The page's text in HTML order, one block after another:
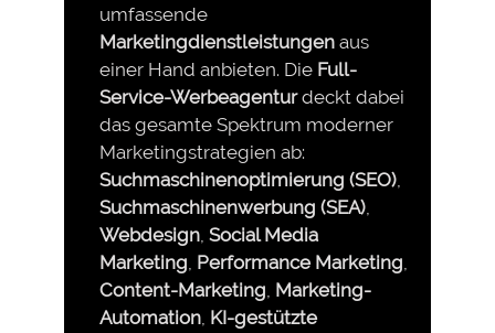
umfassende
Marketingdienstleistungenaus
einer Hand anbieten. Die Full-
Service-Werbeagenturdeckt dabei
das gesamte Spektrum moderner
Marketingstrategien ab:
Suchmaschinenoptimierung (SEO),
Suchmaschinenwerbung (SEA),
Webdesign, Social Media
Marketing, Performance Marketing,
Content-Marketing, Marketing-
Automation, KI-gestützte